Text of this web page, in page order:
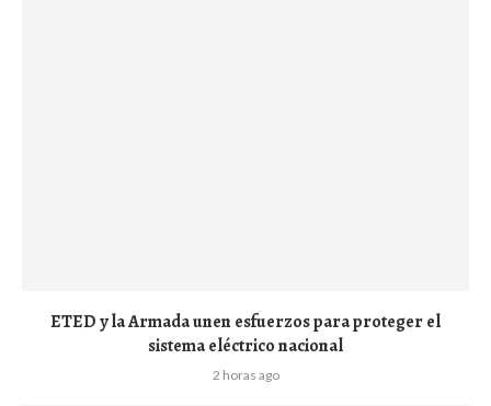
ETED y la Armada unen esfuerzos para proteger el
sistema eléctrico nacional
2 horas ago